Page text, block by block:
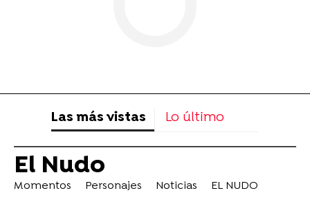
Las más vistas Lo último
El Nudo
Momentos Personajes Noticias EL NUDO